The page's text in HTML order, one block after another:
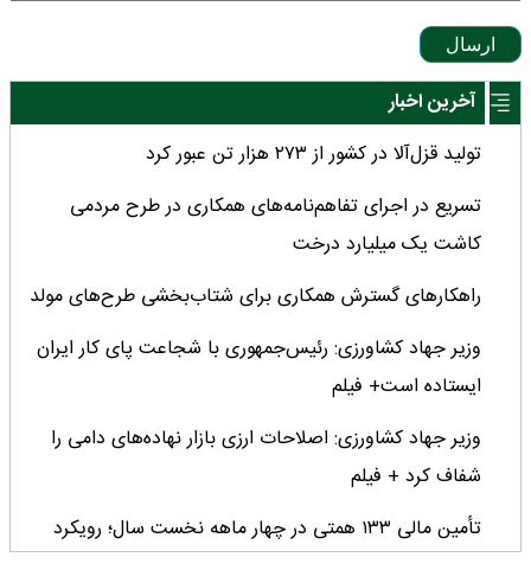
ارسال
آخرین اخبار
تولید قزل‌آلا در کشور از ۲۷۳ هزار تن عبور کرد
تسریع در اجرای تفاهم‌نامه‌های همکاری در طرح مردمی
کاشت یک میلیارد درخت
راهکارهای گسترش همکاری برای شتاب‌بخشی طرح‌های مولد
وزیر جهاد کشاورزی: رئیس‌جمهوری با شجاعت پای کار ایران
ایستاده است+ فیلم
وزیر جهاد کشاورزی: اصلاحات ارزی بازار نهاده‌های دامی را
شفاف کرد + فیلم
تأمین مالی ۱۳۳ همتی در چهار ماهه نخست سال؛ رویکرد